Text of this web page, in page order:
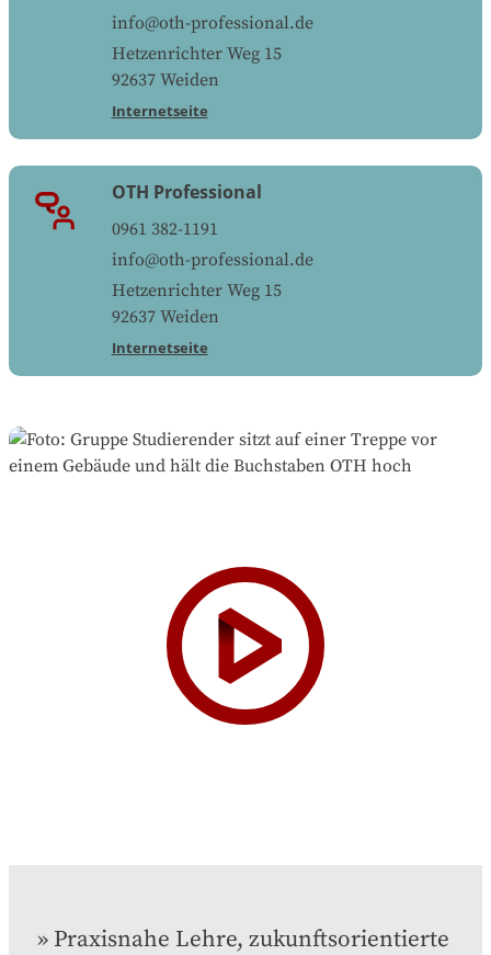
info@oth-professional.de
Hetzenrichter Weg 15
92637 Weiden
Internetseite
OTH Professional
0961 382-1191
info@oth-professional.de
Hetzenrichter Weg 15
92637 Weiden
Internetseite
Praxisnahe Lehre, zukunftsorientierte